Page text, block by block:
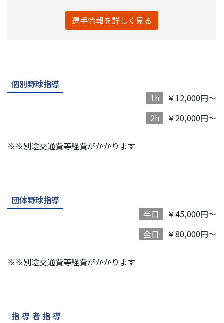
選手情報を詳しく見る
個別野球指導
1h
￥12,000円～
2h
￥20,000円～
※※別途交通費等経費がかかります
団体野球指導
半日
￥45,000円～
全日
￥80,000円～
※※別途交通費等経費がかかります
指導者指導